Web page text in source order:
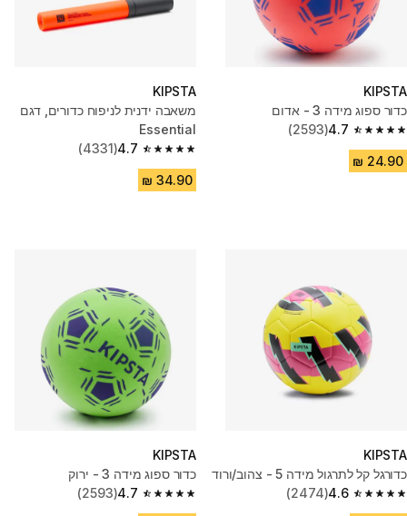
KIPSTA
כדור ספוג מידה 3 - אדום
4.7
4.7 out of 5 stars from 2593 reviews
(2593)
KIPSTA
משאבה ידנית לניפוח כדורים, דגם
Essential
4.7
4.7 out of 5 stars from 4331 reviews
(4331)
KIPSTA
כדורגל קל לתרגול מידה 5 - צהוב/ורוד
4.6
4.6 out of 5 stars from 2474 reviews
(2474)
KIPSTA
כדור ספוג מידה 3 - ירוק
4.7
4.7 out of 5 stars from 2593 reviews
(2593)